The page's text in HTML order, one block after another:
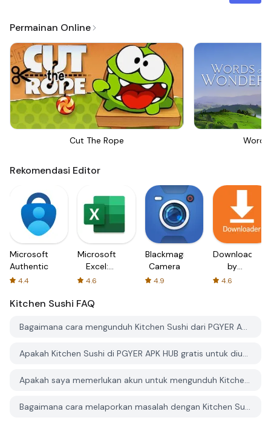
Permainan Online
Cut The Rope
Rekomendasi Editor
Microsoft
Authenticator
4.4
Microsoft
Excel:
Spreadsheets
4.6
Blackmagic
Camera
4.9
Downloader
by
AFTVnews
4.6
Kitchen Sushi FAQ
Bagaimana cara mengunduh Kitchen Sushi dari PGYER APK HUB?
Apakah Kitchen Sushi di PGYER APK HUB gratis untuk diunduh?
Apakah saya memerlukan akun untuk mengunduh Kitchen Sushi dari PGYER APK HUB?
Bagaimana cara melaporkan masalah dengan Kitchen Sushi di PGYER APK HUB?